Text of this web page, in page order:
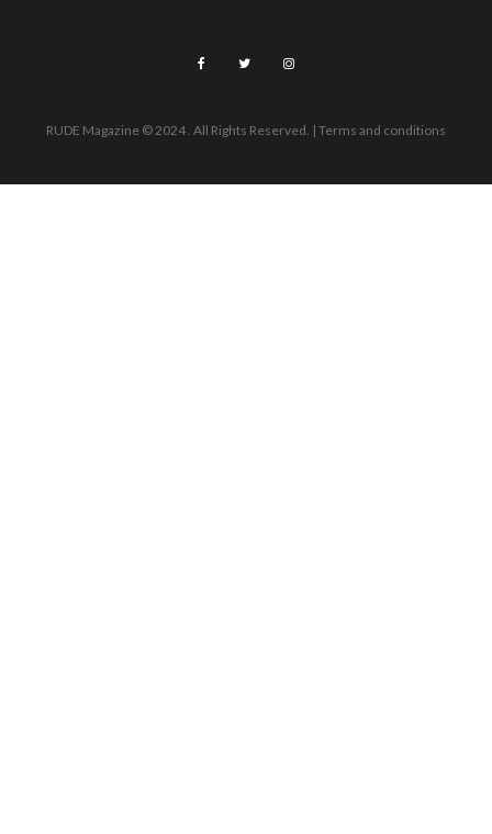
RUDE Magazine © 2024 . All Rights Reserved. | Terms and conditions